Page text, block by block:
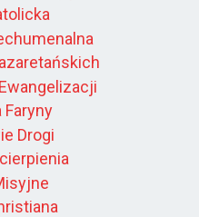
Faryny
Drogi